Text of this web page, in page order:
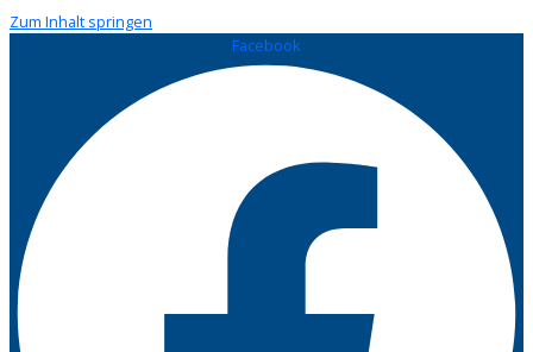
Zum Inhalt springen
Facebook